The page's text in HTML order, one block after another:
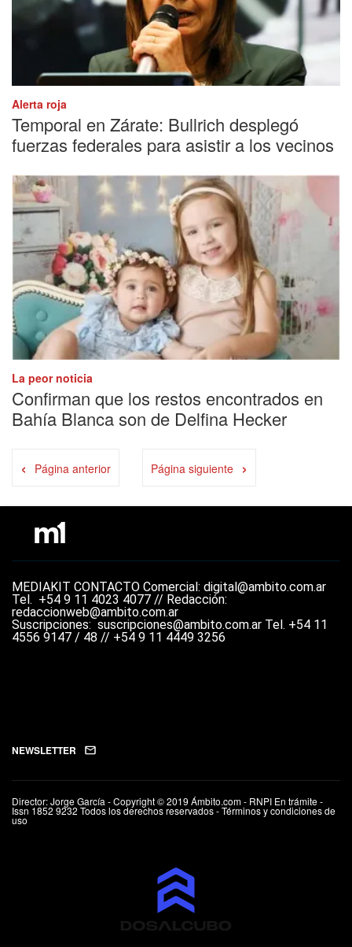
Alerta roja
Temporal en Zárate: Bullrich desplegó
fuerzas federales para asistir a los vecinos
La peor noticia
Confirman que los restos encontrados en
Bahía Blanca son de Delfina Hecker
‹ Página anterior Página siguiente ›
MEDIAKIT CONTACTO Comercial: digital@ambito.com.ar
Tel. +54 9 11 4023 4077 // Redacción:
redaccionweb@ambito.com.ar
Suscripciones: suscripciones@ambito.com.ar Tel. +54 11
4556 9147 / 48 // +54 9 11 4449 3256
NEWSLETTER
Director: Jorge García - Copyright © 2019 Ámbito.com - RNPI En trámite -
Issn 1852 9232 Todos los derechos reservados - Términos y condiciones de
uso